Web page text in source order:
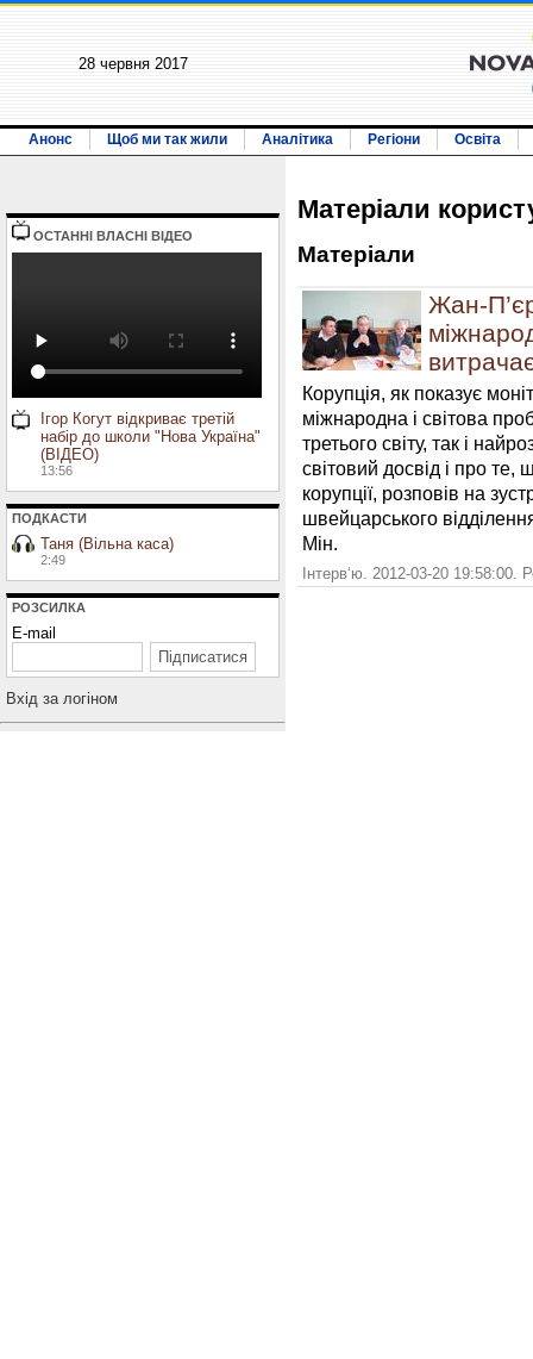
28 червня 2017
Анонс Щоб ми так жили Аналітика Регіони Освіта
ОСТАННI ВЛАСНI ВIДЕО
Ігор Когут відкриває третій
набір до школи "Нова Україна"
(ВІДЕО)
13:56
ПОДКАСТИ
Таня (Вільна каса)
2:49
РОЗСИЛКА
E-mail
Вхiд за логiном
Матерiали
Матерiали
Жан-
Корупція, як показує
міжнародна і світова
третього світу, так і
світовий досвід і про те,
корупції, розповів на
швейцарського
Мін.
Інтерв‘ю. 2012-03-20 19:58:00.